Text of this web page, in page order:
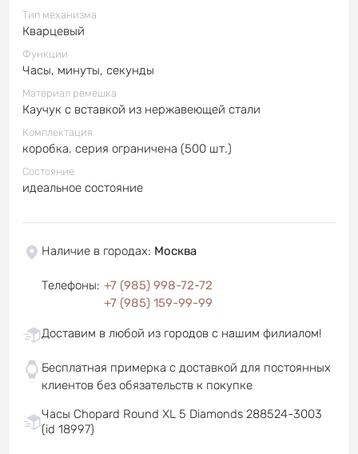
Тип механизма
Кварцевый
Функции
Часы, минуты, секунды
Материал ремешка
Каучук с вставкой из нержавеющей стали
Комплектация
коробка. серия ограничена (500 шт.)
Состояние
идеальное состояние
Наличие в городах: Москва
Телефоны: +7 (985) 998-72-72
+7 (985) 159-99-99
Доставим в любой из городов с нашим филиалом!
Бесплатная примерка с доставкой для постоянных
клиентов без обязательств к покупке
Часы Chopard Round XL 5 Diamonds 288524-3003
(id 18997)